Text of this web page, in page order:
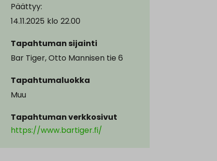
Päättyy:
14.11.2025 klo 22.00
Tapahtuman sijainti
Bar Tiger, Otto Mannisen tie 6
Tapahtumaluokka
Muu
Tapahtuman verkkosivut
https://www.bartiger.fi/